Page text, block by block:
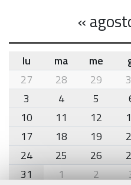
«
month-
8
lu ma me
27
28 29
3
4 5
10
11 12
17
18 19
24
25 26
31
1 2